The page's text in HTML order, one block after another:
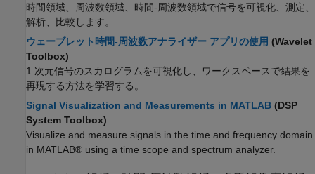
時間領域、周波数領域、時間-周波数領域で信号を可視化、測定、
解析、比較します。
ウェーブレット時間-周波数アナライザー アプリの使用 (Wavelet
Toolbox)
1 次元信号のスカログラムを可視化し、ワークスペースで結果を
再現する方法を学習する。
Signal Visualization and Measurements in MATLAB (DSP
System Toolbox)
Visualize and measure signals in the time and frequency domain
in MATLAB® using a time scope and spectrum analyzer.